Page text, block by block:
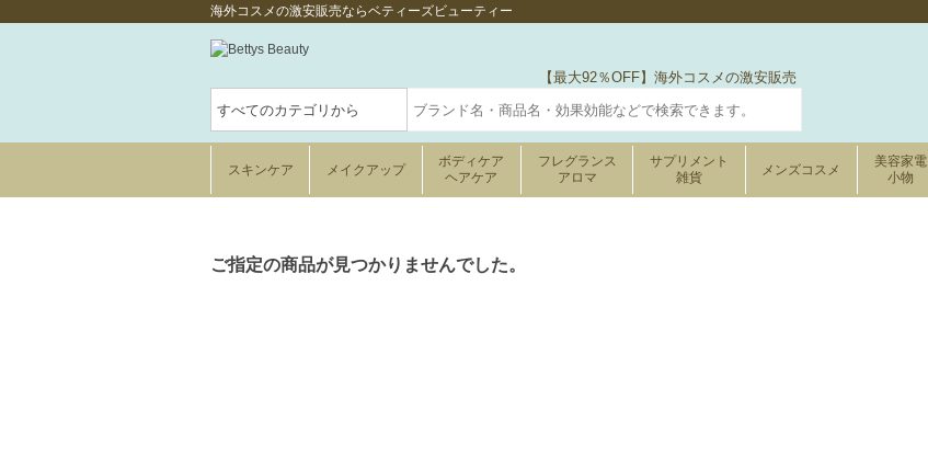
海外コスメの激安販売ならベティーズビューティー
【最大92％OFF】海外コスメの激安販売
スキンケア メイクアップ
ボディケア
ヘアケア
フレグランス
アロマ
サプリメント
雑貨
メンズコスメ
美容家電
小物
ご指定の商品が見つかりませんでした。